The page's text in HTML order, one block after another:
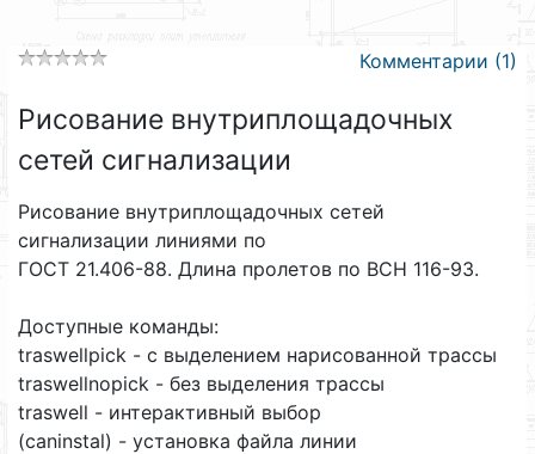
Комментарии (1)
Рисование внутриплощадочных
сетей сигнализации
Рисование внутриплощадочных сетей
сигнализации линиями по
ГОСТ 21.406-88. Длина пролетов по ВСН 116-93.
Доступные команды:
traswellpick - с выделением нарисованной трассы
traswellnopick - без выделения трассы
traswell - интерактивный выбор
(caninstal) - установка файла линии